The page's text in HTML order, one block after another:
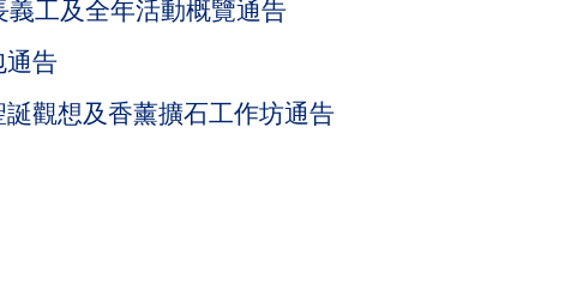
工及全年活動概覽通告
通告
觀想及香薰擴石工作坊通告